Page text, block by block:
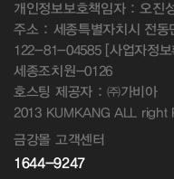
개인정보보호책임자 : 오진
주소 : 세종특별자치시 전
122-81-04585 [사업자정
세종조치원-0126
호스팅 제공자 : ㈜가비아
2013 KUMKANG ALL right
금강몰 고객센터
1644-9247